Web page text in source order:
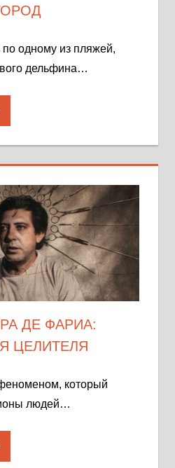
по одному из пляжей,
дельфина…
ДЕ ФАРИА:
ЦЕЛИТЕЛЯ
который
людей…